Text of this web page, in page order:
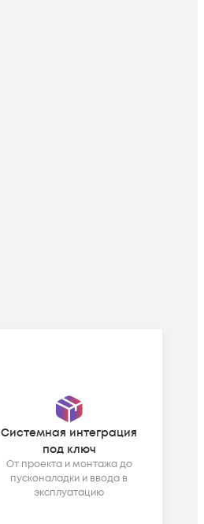
Системная интеграция
под ключ
От проекта и монтажа до
пусконаладки и ввода в
эксплуатацию